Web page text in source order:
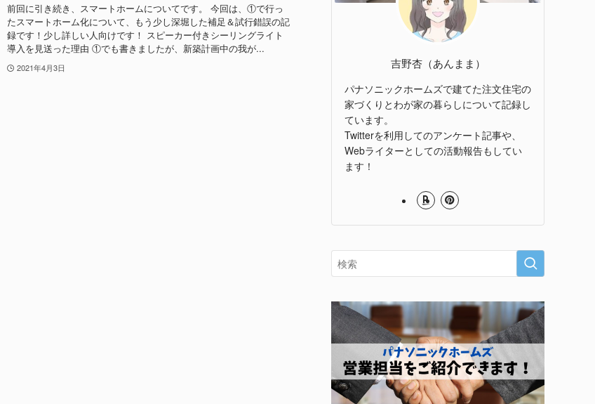
前回に引き続き、スマートホームについてです。 今回は、①で行っ
たスマートホーム化について、もう少し深堀した補足＆試行錯誤の記
録です！少し詳しい人向けです！ スピーカー付きシーリングライト
導入を見送った理由 ①でも書きましたが、新築計画中の我が...
2021年4月3日 吉野杏（あんまま）
パナソニックホームズで建てた注文住宅の
家づくりとわが家の暮らしについて記録し
ています。
Twitterを利用してのアンケート記事や、
Webライターとしての活動報告もしてい
ます！